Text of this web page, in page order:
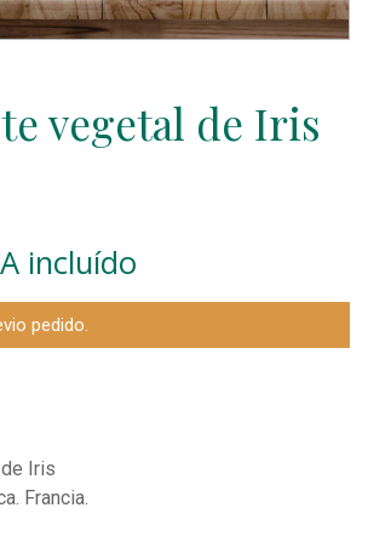
vegetal de Iris
incluído
pedido.
Iris
Francia.